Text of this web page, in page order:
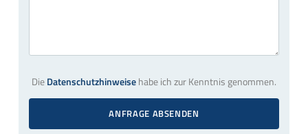
DieDatenschutzhinweisehabe ich zur Kenntnis genommen.
ANFRAGE ABSENDEN